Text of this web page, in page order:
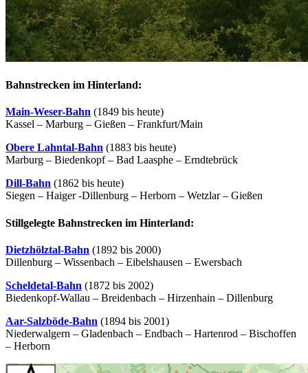
Bahnstrecken im Hinterland:
Main-Weser-Bahn (1849 bis heute)
Kassel – Marburg – Gießen – Frankfurt/Main
Obere Lahntal-Bahn (1883 bis heute)
Marburg – Biedenkopf – Bad Laasphe – Erndtebrück
Dill-Bahn (1862 bis heute)
Siegen – Haiger -Dillenburg – Herborn – Wetzlar – Gießen
Stillgelegte Bahnstrecken im Hinterland:
Dietzhölztal-Bahn (1892 bis 2000)
Dillenburg – Wissenbach – Eibelshausen – Ewersbach
Scheldetal-Bahn (1872 bis 2002)
Biedenkopf-Wallau – Breidenbach – Hirzenhain – Dillenburg
Aar-Salzböde-Bahn (1894 bis 2001)
Niederwalgern – Gladenbach – Endbach – Hartenrod – Bischoffen
– Herborn